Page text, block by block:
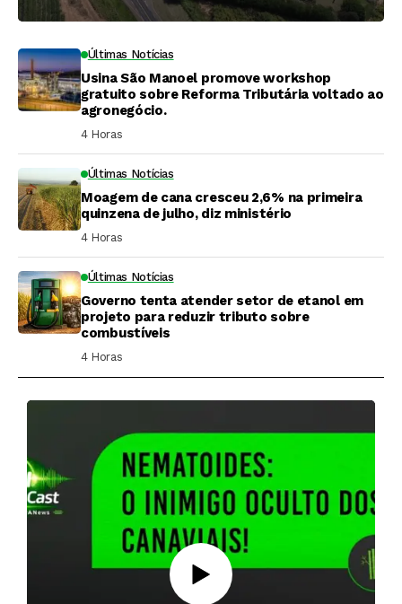
Últimas Notícias
Usina São Manoel promove workshop
gratuito sobre Reforma Tributária voltado ao
agronegócio.
4 Horas ⁮
Últimas Notícias
Moagem de cana cresceu 2,6% na primeira
quinzena de julho, diz ministério
4 Horas ⁮
Últimas Notícias
Governo tenta atender setor de etanol em
projeto para reduzir tributo sobre
combustíveis
4 Horas ⁮